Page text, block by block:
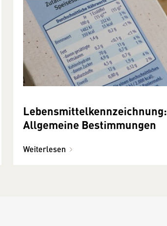
Lebensmittelkennzeichnung:
Allgemeine Bestimmungen
Weiterlesen